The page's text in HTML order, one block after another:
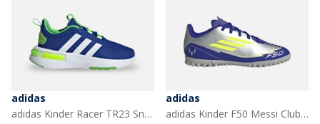
adidas
adidas Kinder Racer TR23 Sneaker Royal Blue/Footwear White/Lucid Lime
adidas
adidas Kinder F50 Messi Club La Vida Rapida Pack TF Kunstrasen Fußballschuhe Silver Metallic/Solar Yellow/Lucid Blue